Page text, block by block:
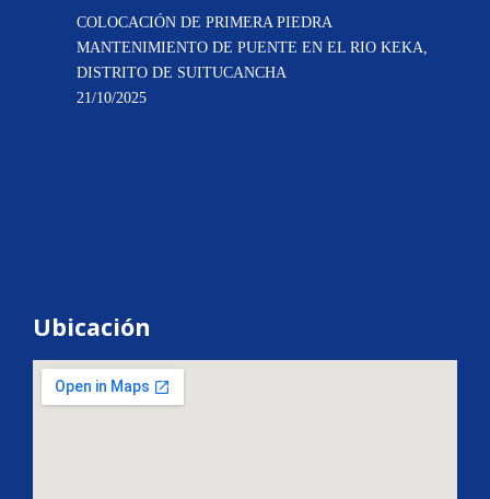
COLOCACIÓN DE PRIMERA PIEDRA
MANTENIMIENTO DE PUENTE EN EL RIO KEKA,
DISTRITO DE SUITUCANCHA
21/10/2025
Ubicación